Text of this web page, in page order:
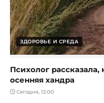
ЗДОРОВЬЕ И СРЕДА
Психолог рассказала,
осенняя хандра
Сегодня, 12:00